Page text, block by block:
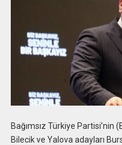
Bağımsız Türkiye Partisi’nin
Bilecik ve Yalova adayları